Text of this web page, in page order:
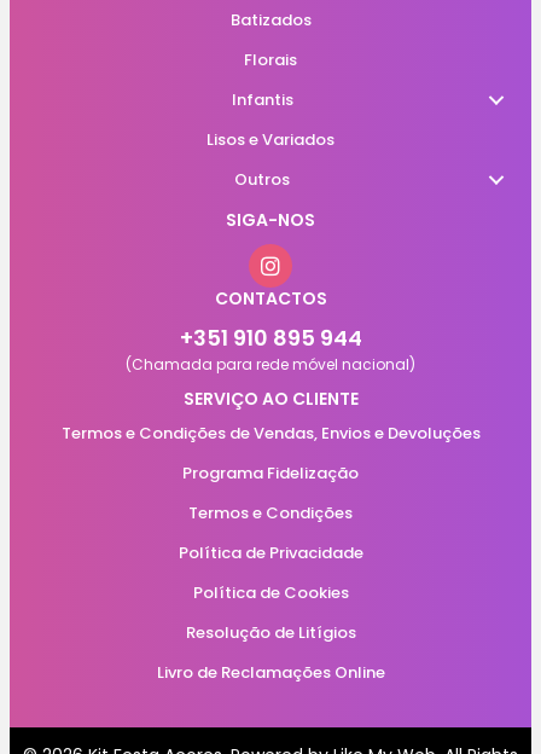
Batizados
Florais
Infantis
Lisos e Variados
Outros
SIGA-NOS
CONTACTOS
+351 910 895 944
(Chamada para rede móvel nacional)
SERVIÇO AO CLIENTE
Termos e Condições de Vendas, Envios e Devoluções
Programa Fidelização
Termos e Condições
Política de Privacidade
Política de Cookies
Resolução de Litígios
Livro de Reclamações Online